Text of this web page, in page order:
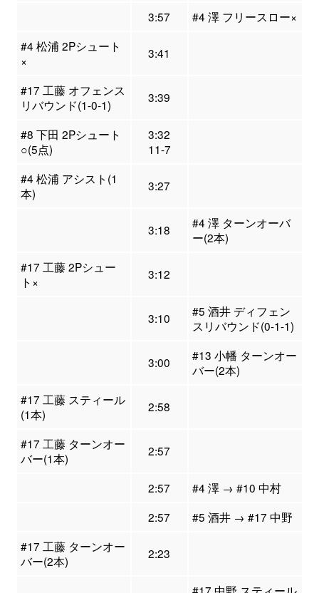
3:57
#4 澤 フリースロー×
#4 松浦 2Pシュート
×
3:41
#17 工藤 オフェンス
リバウンド(1-0-1)
3:39
#8 下田 2Pシュート
○(5点)
3:32
11-7
#4 松浦 アシスト(1
本)
3:27
3:18
#4 澤 ターンオーバ
ー(2本)
#17 工藤 2Pシュー
ト×
3:12
3:10
#5 酒井 ディフェン
スリバウンド(0-1-1)
3:00
#13 小幡 ターンオー
バー(2本)
#17 工藤 スティール
(1本)
2:58
#17 工藤 ターンオー
バー(1本)
2:57
2:57
#4 澤 → #10 中村
2:57
#5 酒井 → #17 中野
#17 工藤 ターンオー
バー(2本)
2:23